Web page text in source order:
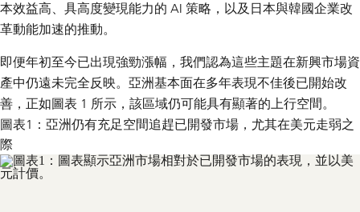
本效益高、具高度變現能力的 AI 策略，以及日本與韓國企業改
革動能加速的推動。
即便年初至今已出現強勁漲幅，我們認為這些主題在新興市場資
產中仍遠未完全反映。亞洲基本面在多年表現不佳後已開始改
善，正如圖表 1 所示，該區域仍可能具有顯著的上行空間。
圖表1：亞洲仍有充足空間追趕已開發市場，尤其在美元走弱之
際